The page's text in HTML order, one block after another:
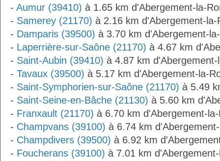
- Aumur (39410) à 1.65 km d'Abergement-la-
- Samerey (21170) à 2.16 km d'Abergement-la-
- Damparis (39500) à 3.70 km d'Abergement-
- Laperrière-sur-Saône (21170) à 4.67 km
- Saint-Aubin (39410) à 4.87 km d'Abergement-
- Tavaux (39500) à 5.17 km d'Abergement-la-
- Saint-Symphorien-sur-Saône (21170) à 5.49
- Saint-Seine-en-Bâche (21130) à 5.60 km
- Franxault (21170) à 6.70 km d'Abergement-
- Champvans (39100) à 6.74 km
- Champdivers (39500) à 6.92 km
- Foucherans (39100) à 7.01 km